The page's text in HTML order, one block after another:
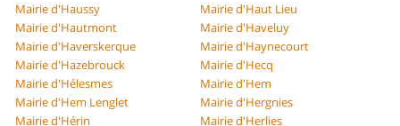
Mairie d'Haussy
Mairie d'Haut Lieu
Mairie d'Hautmont
Mairie d'Haveluy
Mairie d'Haverskerque
Mairie d'Haynecourt
Mairie d'Hazebrouck
Mairie d'Hecq
Mairie d'Hélesmes
Mairie d'Hem
Mairie d'Hem Lenglet
Mairie d'Hergnies
Mairie d'Hérin
Mairie d'Herlies